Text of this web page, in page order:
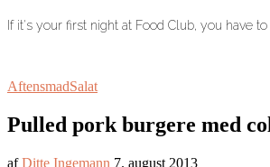
If it's your first night at Food Club, you have to
AftensmadSalat
Pulled pork burgere med
afDitte Ingemann 7. august 2013